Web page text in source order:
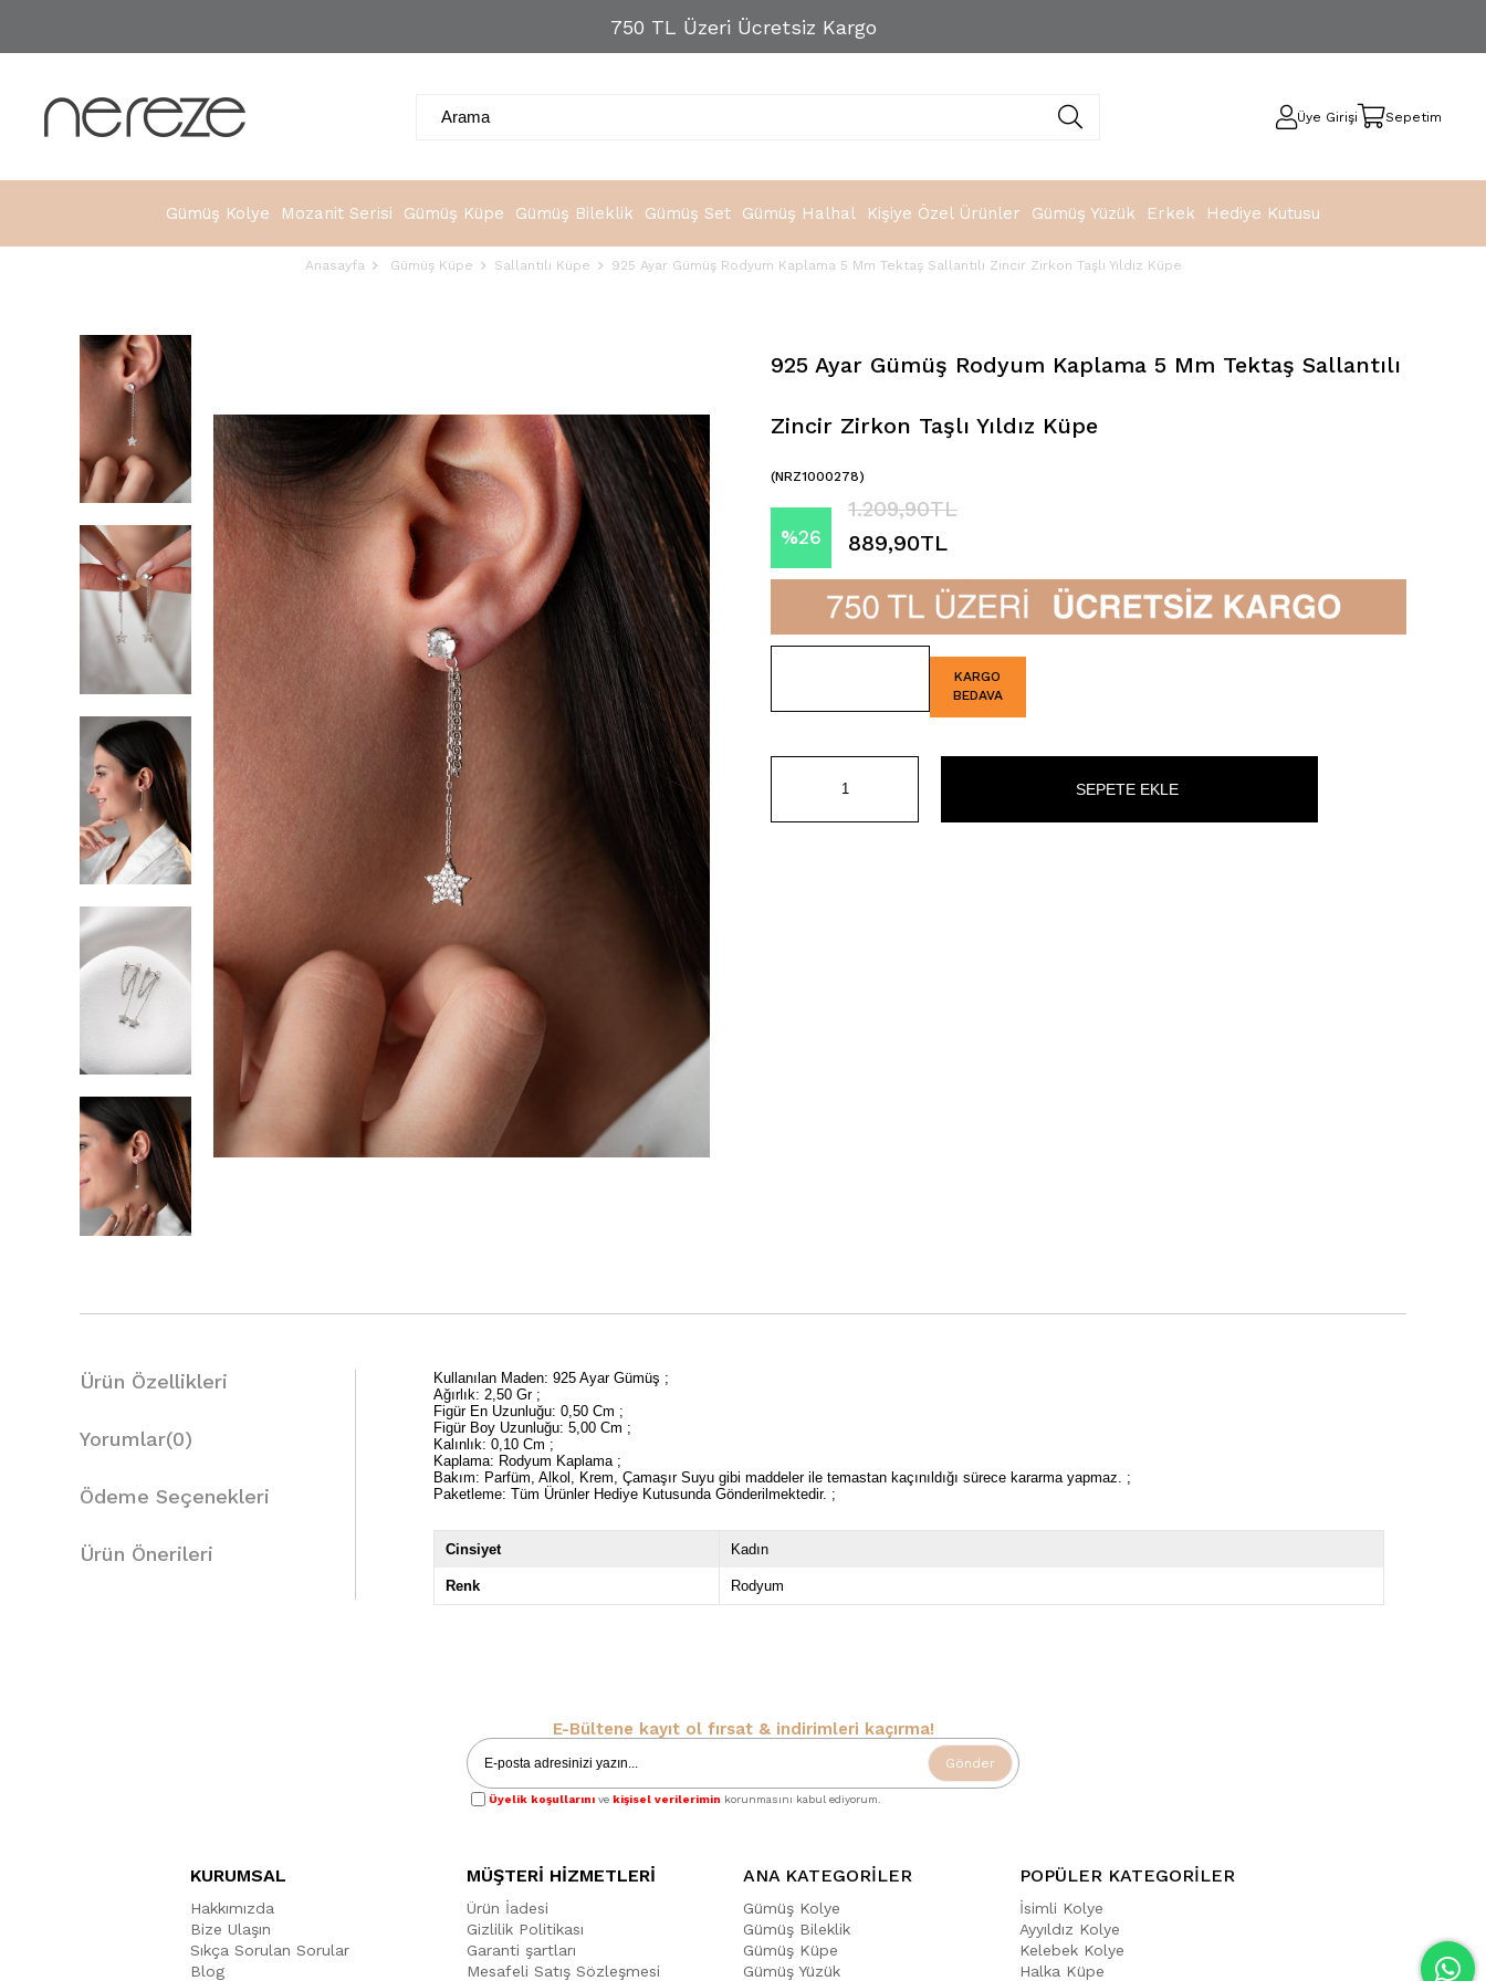
750 TL Üzeri Ücretsiz Kargo
Üye Girişi Sepetim
Gümüş Kolye Mozanit Serisi Gümüş Küpe Gümüş Bileklik Gümüş Set Gümüş Halhal Kişiye Özel Ürünler Gümüş Yüzük Erkek Hediye Kutusu
Anasayfa Gümüş Küpe Sallantılı Küpe 925 Ayar Gümüş Rodyum Kaplama 5 Mm Tektaş Sallantılı Zincir Zirkon Taşlı Yıldız Küpe
925 Ayar Gümüş Rodyum Kaplama 5 Mm Tektaş Sallantılı
Zincir Zirkon Taşlı Yıldız Küpe
(NRZ1000278)
%26
İndirim
1.209,90TL
889,90TL
KARGO
BEDAVA
Ürün Özellikleri
Yorumlar(0)
Ödeme Seçenekleri
Ürün Önerileri
Kullanılan Maden: 925 Ayar Gümüş ;
Ağırlık: 2,50 Gr ;
Figür En Uzunluğu: 0,50 Cm ;
Figür Boy Uzunluğu: 5,00 Cm ;
Kalınlık: 0,10 Cm ;
Kaplama: Rodyum Kaplama ;
Bakım: Parfüm, Alkol, Krem, Çamaşır Suyu gibi maddeler ile temastan kaçınıldığı sürece kararma yapmaz. ;
Paketleme: Tüm Ürünler Hediye Kutusunda Gönderilmektedir. ;
Cinsiyet Kadın
Renk Rodyum
E-Bültene kayıt ol fırsat & indirimleri kaçırma!
Gönder
Üyelik koşullarını ve kişisel verilerimin korunmasını kabul ediyorum.
KURUMSAL
Hakkımızda
Bize Ulaşın
Sıkça Sorulan Sorular
Blog
MÜŞTERİ HİZMETLERİ
Ürün İadesi
Gizlilik Politikası
Garanti şartları
Mesafeli Satış Sözleşmesi
ANA KATEGORİLER
Gümüş Kolye
Gümüş Bileklik
Gümüş Küpe
Gümüş Yüzük
POPÜLER KATEGORİLER
İsimli Kolye
Ayyıldız Kolye
Kelebek Kolye
Halka Küpe